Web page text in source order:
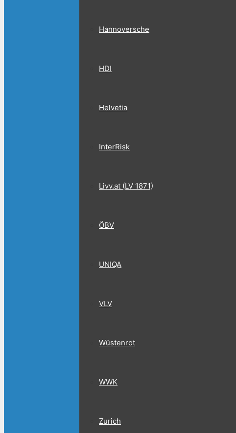
Hannoversche
HDI
Helvetia
InterRisk
Livv.at (LV 1871)
ÖBV
UNIQA
VLV
Wüstenrot
WWK
Zurich